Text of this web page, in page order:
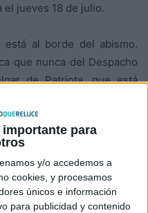
para
y/o accedemos a
cookies, y procesamos
únicos e información
para publicidad y contenido
el jueves 18 de julio.
está al borde del abismo.
que nunca del Despacho
de Patriota, que está
a quien solo le quedan
al hijo de Becca y su
El resto del equipo está
manera de trabajar juntos
sea demasiado tarde.